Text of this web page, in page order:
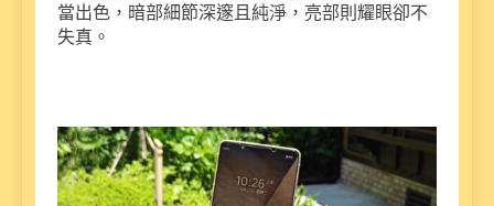
當出色，暗部細節深邃且純淨，亮部則耀眼卻不
失真。